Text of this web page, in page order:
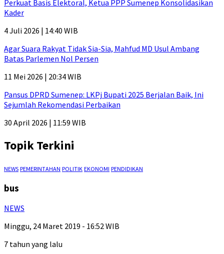
Perkuat Basis Elektoral, Ketua PPP Sumenep Konsolidasikan
Kader
4 Juli 2026 | 14:40 WIB
Agar Suara Rakyat Tidak Sia-Sia, Mahfud MD Usul Ambang
Batas Parlemen Nol Persen
11 Mei 2026 | 20:34 WIB
Pansus DPRD Sumenep: LKPj Bupati 2025 Berjalan Baik, Ini
Sejumlah Rekomendasi Perbaikan
30 April 2026 | 11:59 WIB
Topik Terkini
NEWS PEMERINTAHAN POLITIK EKONOMI PENDIDIKAN
bus
NEWS
Minggu, 24 Maret 2019 - 16:52 WIB
7 tahun yang lalu